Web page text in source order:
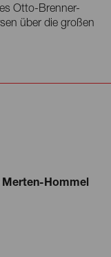
Otto-Brenner-
über die großen
Merten-Hommel